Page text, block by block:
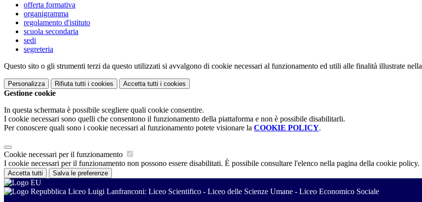
offerta formativa
organigramma
regolamento d'istituto
scuola secondaria
sedi
segreteria
Questo sito o gli strumenti terzi da questo utilizzati si avvalgono di cookie necessari al funzionamento ed utili alle finalità illustrate nella
Personalizza Rifiuta tutti i cookies Accetta tutti i cookies
Gestione cookie
In questa schermata è possibile scegliere quali cookie consentire.
I cookie necessari sono quelli che consentono il funzionamento della piattaforma e non è possibile disabilitarli.
Per conoscere quali sono i cookie necessari al funzionamento potete visionare la COOKIE POLICY.
Cookie necessari per il funzionamento
I cookie necessari per il funzionamento non possono essere disabilitati. È possibile consultare l'elenco nella pagina della cookie policy.
Accetta tutti Salva le preferenze
Liceo Luigi Lanfranconi: Liceo Scientifico - Liceo delle Scienze Umane - Liceo Economico Sociale